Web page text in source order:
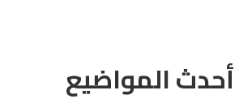
أحدث المواضيع